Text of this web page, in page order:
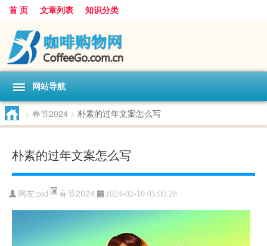
首 页 文章列表 知识分类
网站导航
> 春节2024 > 朴素的过年文案怎么写
朴素的过年文案怎么写
网友:psd 春节2024 2024-02-10 05:00:28